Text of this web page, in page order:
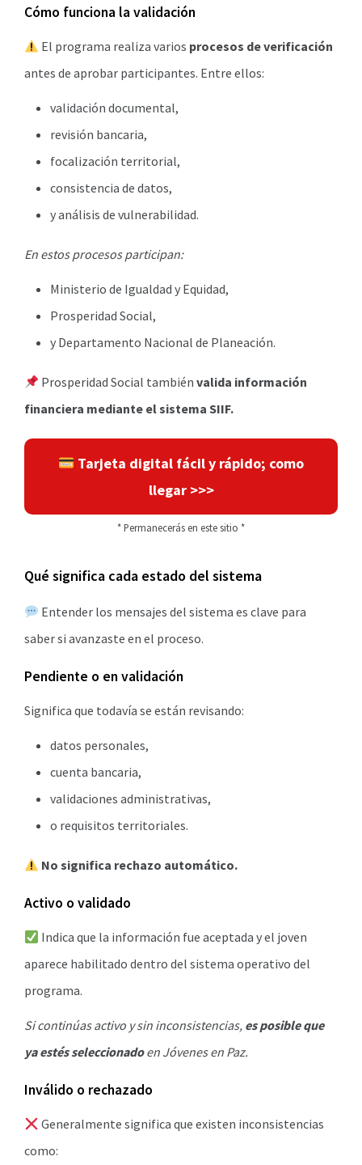
Cómo funciona la validación
El programa realiza varios procesos de verificación
antes de aprobar participantes. Entre ellos:
validación documental,
revisión bancaria,
focalización territorial,
consistencia de datos,
y análisis de vulnerabilidad.
En estos procesos participan:
Ministerio de Igualdad y Equidad,
Prosperidad Social,
y Departamento Nacional de Planeación.
Prosperidad Social tambiénvalida información
financiera mediante el sistema SIIF.
Tarjeta digital fácil y rápido; como
llegar >>>
* Permanecerás en este sitio *
Qué significa cada estado del sistema
Entender los mensajes del sistema es clave para
saber si avanzaste en el proceso.
Pendiente o en validación
Significa que todavía se están revisando:
datos personales,
cuenta bancaria,
validaciones administrativas,
o requisitos territoriales.
No significa rechazo automático.
Activo o validado
Indica que la información fue aceptada y el joven
aparece habilitado dentro del sistema operativo del
programa.
Si continúas activo y sin inconsistencias, es posible que
ya estés seleccionadoen Jóvenes en Paz.
Inválido o rechazado
Generalmente significa que existen inconsistencias
como: